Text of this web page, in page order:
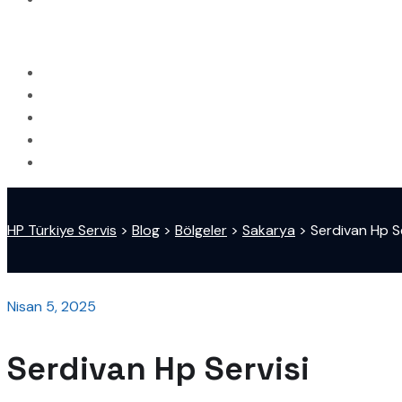
HP Türkiye Servis > Blog > Bölgeler > Sakarya > Serdivan Hp
Nisan 5, 2025
Serdivan Hp Servisi